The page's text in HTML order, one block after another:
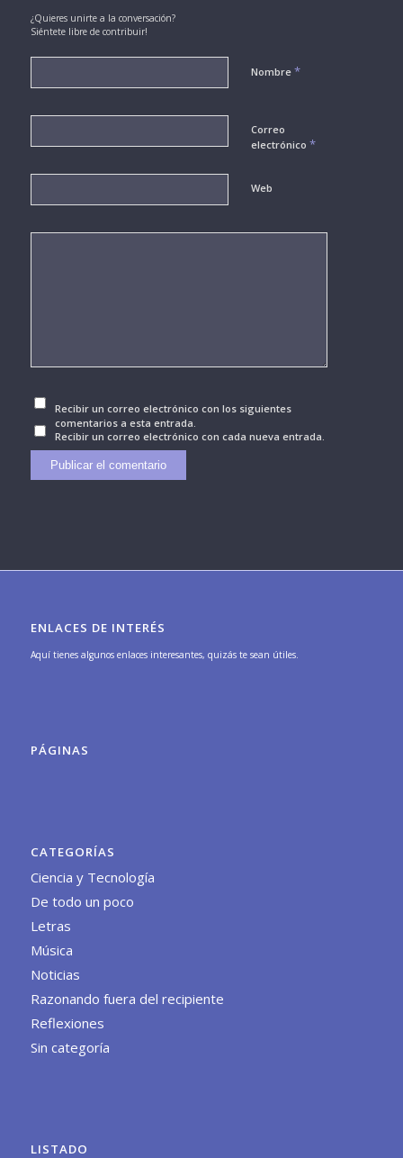
¿Quieres unirte a la conversación?
Siéntete libre de contribuir!
Nombre *
Correo
electrónico *
Web
Recibir un correo electrónico con los siguientes
comentarios a esta entrada.
Recibir un correo electrónico con cada nueva entrada.
ENLACES DE INTERÉS
Aquí tienes algunos enlaces interesantes, quizás te sean útiles.
PÁGINAS
CATEGORÍAS
Ciencia y Tecnología
De todo un poco
Letras
Música
Noticias
Razonando fuera del recipiente
Reflexiones
Sin categoría
LISTADO